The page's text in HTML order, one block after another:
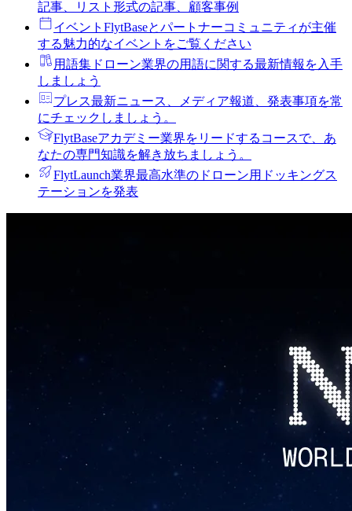
記事、リスト形式の記事、顧客事例
イベント FlytBaseとパートナーコミュニティが主催
する魅力的なイベントをご覧ください
用語集 ドローン業界の用語に関する最新情報を入手
しましょう
プレス最新ニュース、メディア報道、発表事項を常
にチェックしましょう。
FlytBaseアカデミー業界をリードするコースで、あ
なたの専門知識を解き放ちましょう。
FlytLaunch業界最高水準のドローン用ドッキングス
テーションを発表